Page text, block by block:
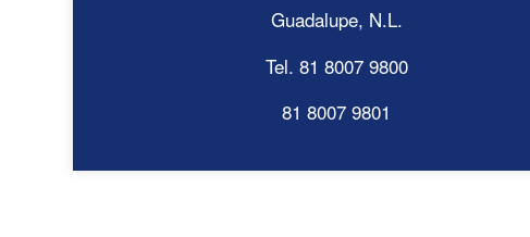
Guadalupe, N.L.
Tel. 81 8007 9800
81 8007 9801